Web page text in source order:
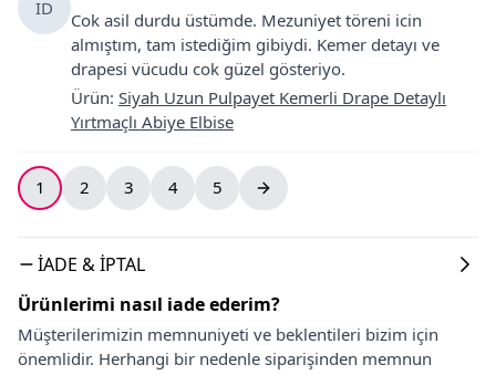
ID
Cok asil durdu üstümde. Mezuniyet töreni icin
almıştım, tam istediğim gibiydi. Kemer detayı ve
drapesi vücudu cok güzel gösteriyo.
Ürün: Siyah Uzun Pulpayet Kemerli Drape Detaylı
Yırtmaçlı Abiye Elbise
1 2 3 4 5
İADE & İPTAL
Ürünlerimi nasıl iade ederim?
Müşterilerimizin memnuniyeti ve beklentileri bizim için
önemlidir. Herhangi bir nedenle siparişinden memnun